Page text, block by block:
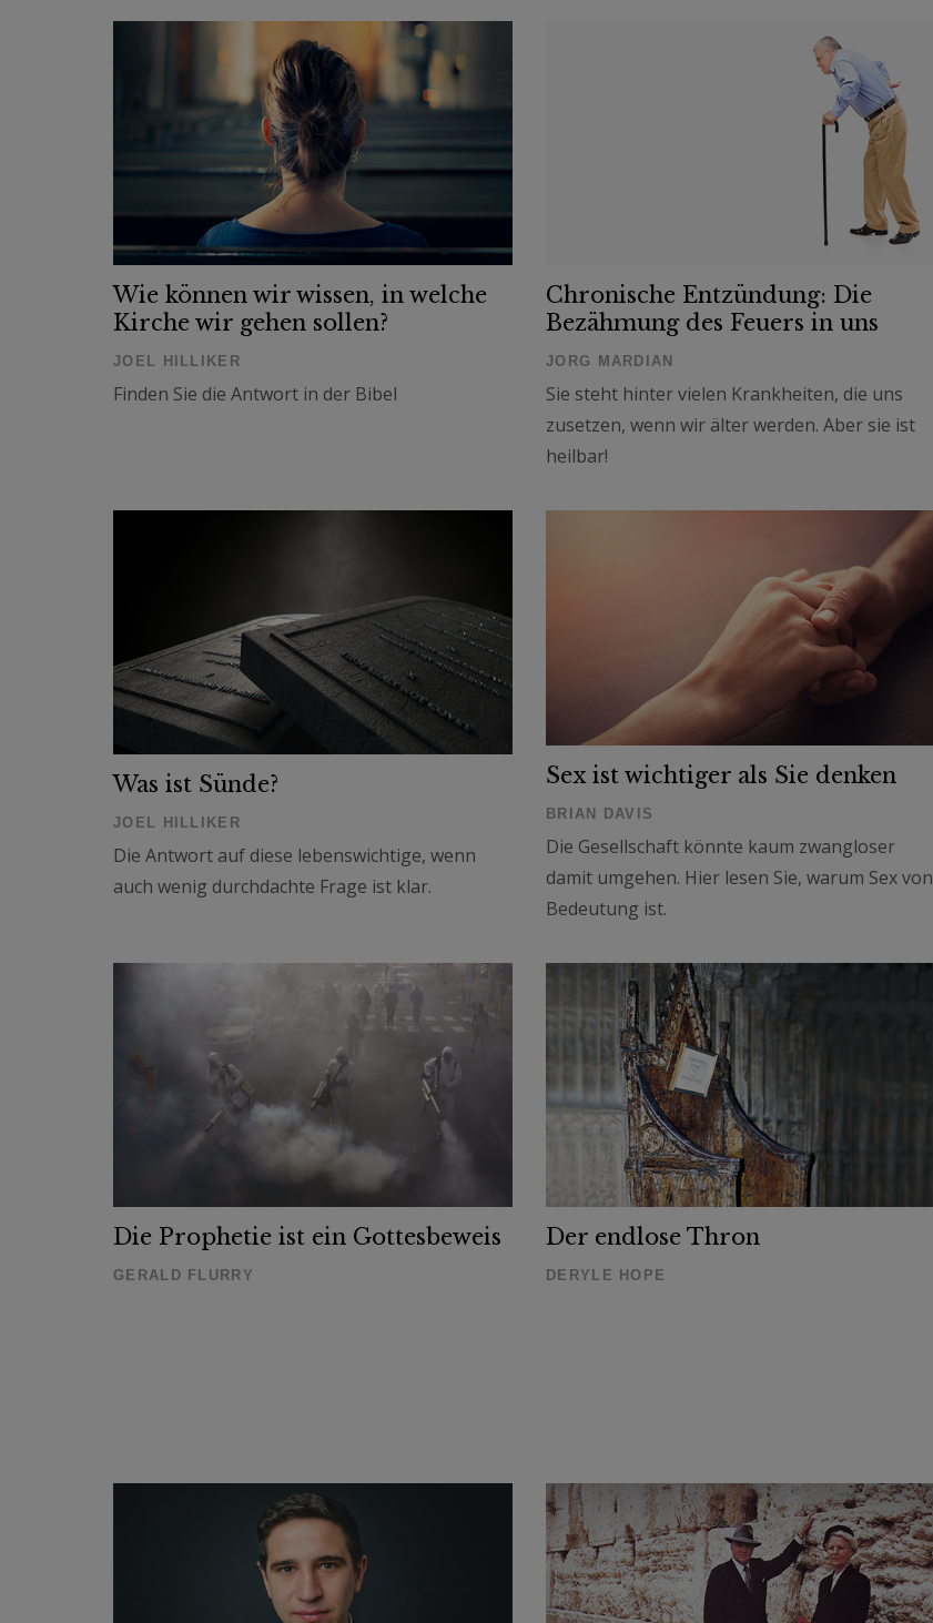
Wie können wir wissen, in welche
Kirche wir gehen sollen?
JOEL HILLIKER
Finden Sie die Antwort in der Bibel
Chronische Entzündung: Die
Bezähmung des Feuers in uns
JORG MARDIAN
Sie steht hinter vielen Krankheiten, die uns
zusetzen, wenn wir älter werden. Aber sie ist
heilbar!
Was ist Sünde?
JOEL HILLIKER
Die Antwort auf diese lebenswichtige, wenn
auch wenig durchdachte Frage ist klar.
Sex ist wichtiger als Sie denken
BRIAN DAVIS
Die Gesellschaft könnte kaum zwangloser
damit umgehen. Hier lesen Sie, warum Sex von
Bedeutung ist.
Die Prophetie ist ein Gottesbeweis
GERALD FLURRY
Der endlose Thron
DERYLE HOPE